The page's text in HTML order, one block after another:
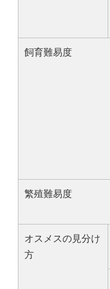
飼育難易度
繁殖難易度
オスメスの見分け
方